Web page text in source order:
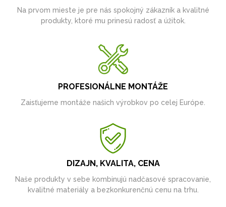
Na prvom mieste je pre nás spokojný zákazník a kvalitné
produkty, ktoré mu prinesú radosť a úžitok.
PROFESIONÁLNE MONTÁŽE
Zaisťujeme montáže našich výrobkov po celej Európe.
DIZAJN, KVALITA, CENA
Naše produkty v sebe kombinujú nadčasové spracovanie,
kvalitné materiály a bezkonkurenčnú cenu na trhu.